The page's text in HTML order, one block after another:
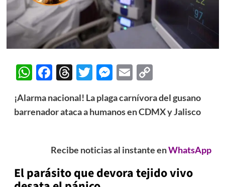
WhatsApp
Facebook
Threads
Twitter
Messenger
EmailCopy
¡Alarma nacional! La plaga carnívora del gusano
barrenador ataca a humanos en CDMX y Jalisco
Recibe noticias al instante enWhatsApp
El parásito que devora tejido vivo